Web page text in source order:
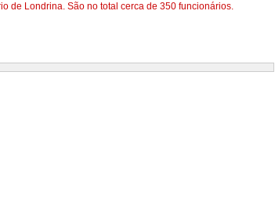
de Londrina. São no total cerca de 350 funcionários.